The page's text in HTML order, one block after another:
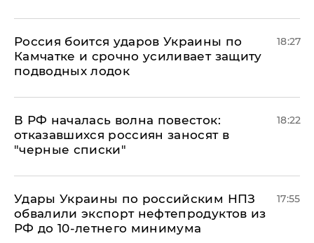
Россия боится ударов Украины по
Камчатке и срочно усиливает защиту
подводных лодок
18:27
​В РФ началась волна повесток:
отказавшихся россиян заносят в
"черные списки"
18:22
Удары Украины по российским НПЗ
обвалили экспорт нефтепродуктов из
РФ до 10-летнего минимума
17:55